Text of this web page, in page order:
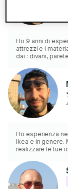
Ho 9 anni di
attrezzi e i materiali adatti per qualsiasi tipo di
dai : divani,
montaggio,no
avermi scelto
sarà una
Ho esperienza
Ikea e in genere.
realizzare le tue
per effettuare tutti